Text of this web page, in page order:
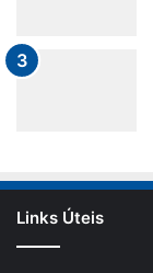
Links Úteis